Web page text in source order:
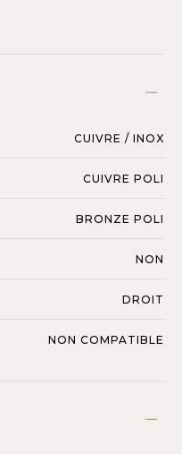
CUIVRE / INOX
CUIVRE POLI
BRONZE POLI
NON
DROIT
NON COMPATIBLE